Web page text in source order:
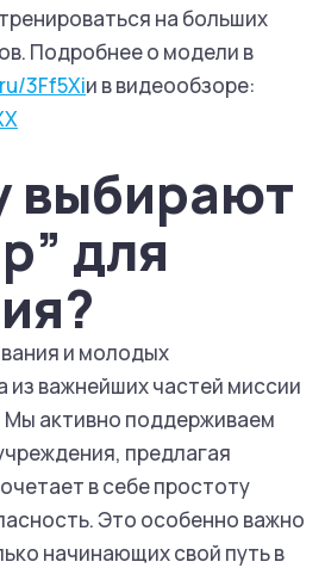
на больших
Подробнее о модели в
3Ff5Xiи в видеообзоре:
выбирают
для
и молодых
из важнейших частей миссии
Мы активно поддерживаем
предлагая
в себе простоту
Это особенно важно
начинающих свой путь в